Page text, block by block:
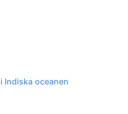
oceanen